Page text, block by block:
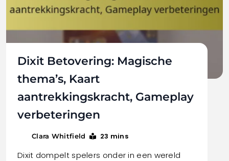
Dixit Betovering: Magische
thema’s, Kaart
aantrekkingskracht, Gameplay
verbeteringen
Clara Whitfield 23 mins
Dixit dompelt spelers onder in een wereld